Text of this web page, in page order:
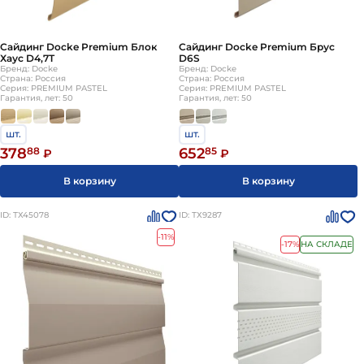
Сайдинг Docke Premium Блок
Хаус D4,7T
Бренд: Docke
Страна: Россия
Серия: PREMIUM PASTEL
Гарантия, лет: 50
шт.
37888 ₽
В корзину
Сайдинг Docke Premium Брус
D6S
Бренд: Docke
Страна: Россия
Серия: PREMIUM PASTEL
Гарантия, лет: 50
шт.
65285 ₽
В корзину
ID: ТХ45078
-11%
ID: ТХ9287
-17% НА СКЛАДЕ